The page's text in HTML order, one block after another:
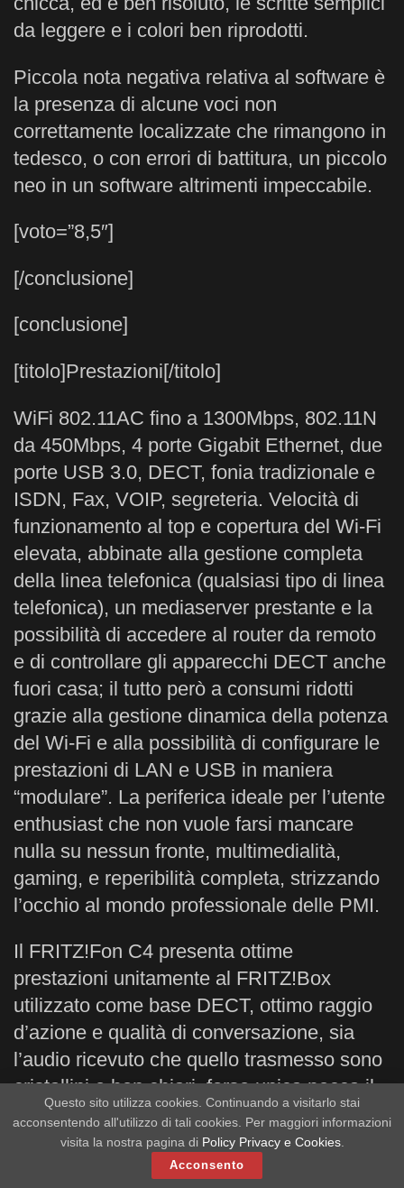
da leggere e i colori ben riprodotti.
Piccola nota negativa relativa al software è
la presenza di alcune voci non
correttamente localizzate che rimangono in
tedesco, o con errori di battitura, un piccolo
neo in un software altrimenti impeccabile.
[voto=”8,5″]
[/conclusione]
[conclusione]
[titolo]Prestazioni[/titolo]
WiFi 802.11AC fino a 1300Mbps, 802.11N
da 450Mbps, 4 porte Gigabit Ethernet, due
porte USB 3.0, DECT, fonia tradizionale e
ISDN, Fax, VOIP, segreteria. Velocità di
funzionamento al top e copertura del Wi-Fi
elevata, abbinate alla gestione completa
della linea telefonica (qualsiasi tipo di linea
telefonica), un mediaserver prestante e la
possibilità di accedere al router da remoto
e di controllare gli apparecchi DECT anche
fuori casa; il tutto però a consumi ridotti
grazie alla gestione dinamica della potenza
del Wi-Fi e alla possibilità di configurare le
prestazioni di LAN e USB in maniera
“modulare”. La periferica ideale per l’utente
enthusiast che non vuole farsi mancare
nulla su nessun fronte, multimedialità,
gaming, e reperibilità completa, strizzando
l’occhio al mondo professionale delle PMI.
Il FRITZ!Fon C4 presenta ottime
prestazioni unitamente al FRITZ!Box
utilizzato come base DECT, ottimo raggio
d’azione e qualità di conversazione, sia
l’audio ricevuto che quello trasmesso sono
cristallini e ben chiari, forse unica pecca il
volume in ricezione che sarebbe stato utile
poter alzare ulteriormente, pecca su cui si
può soprassedere grazie a vivavoce e
Questo sito utilizza cookies. Continuando a visitarlo stai
acconsentendo all'utilizzo di tali cookies. Per maggiori informazioni
visita la nostra pagina di Policy Privacy e Cookies.
Acconsento